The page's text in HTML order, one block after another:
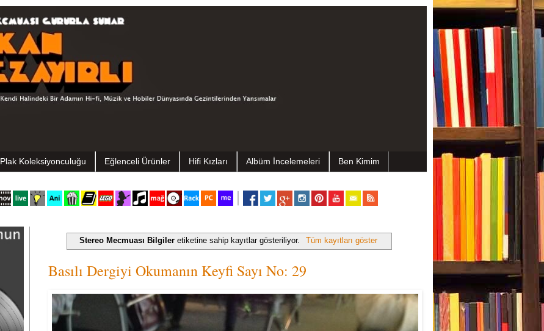
Plak Koleksiyonculuğu Eğlenceli Ürünler Hifi Kızları Albüm İncelemeleri Ben Kimim
Stereo Mecmuası Bilgiler etiketine sahip kayıtlar gösteriliyor. Tüm kayıtları göster
Basılı Dergiyi Okumanın Keyfi Sayı No: 29